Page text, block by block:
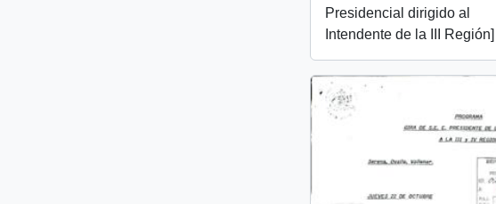
Presidencial dirigido al
Intendente de la III Región]